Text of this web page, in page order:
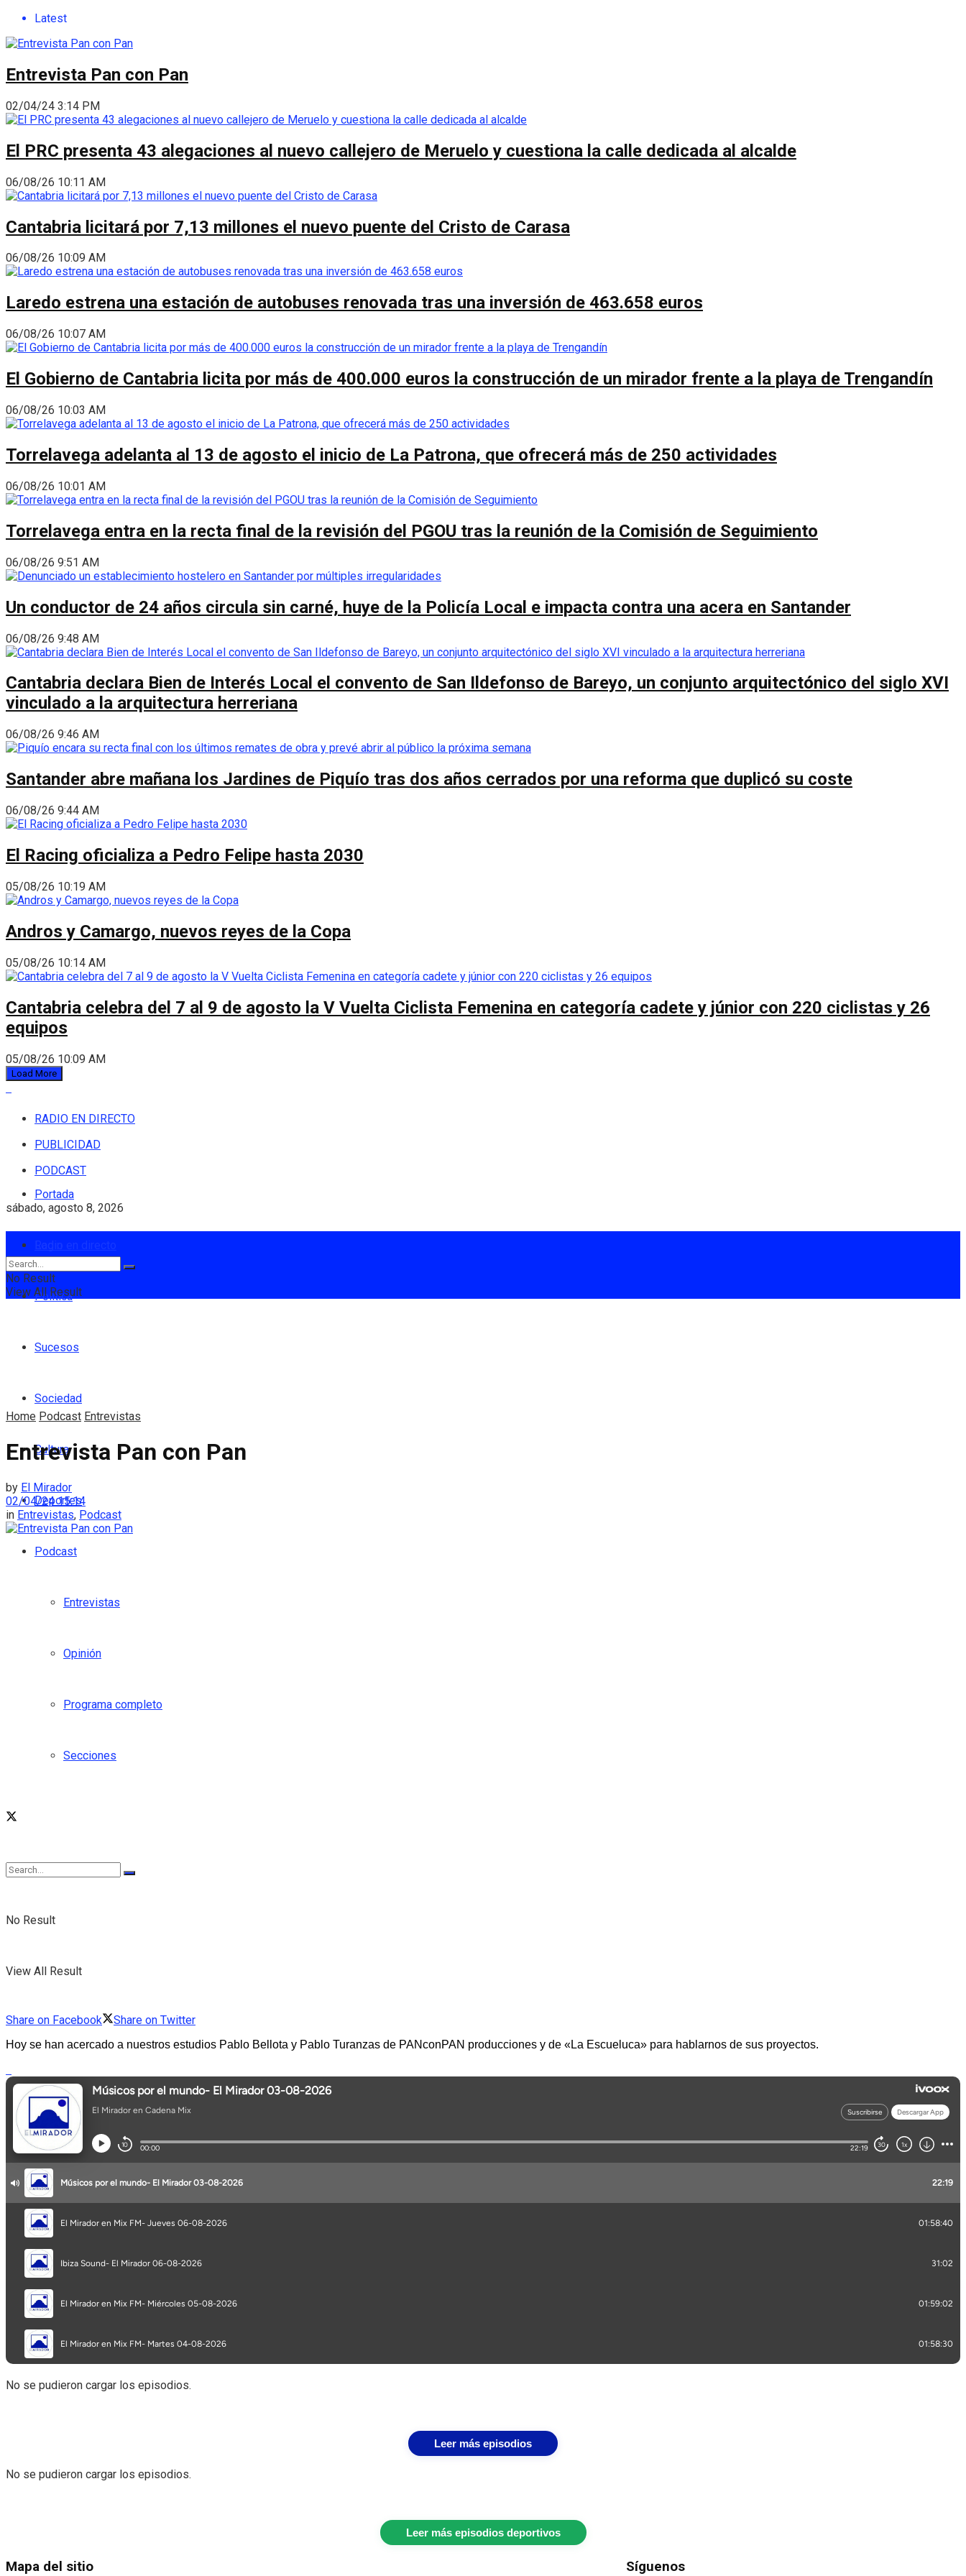
Latest
Entrevista Pan con Pan
02/04/24 3:14 PM
El PRC presenta 43 alegaciones al nuevo callejero de Meruelo y cuestiona la calle dedicada al alcalde
06/08/26 10:11 AM
Cantabria licitará por 7,13 millones el nuevo puente del Cristo de Carasa
06/08/26 10:09 AM
Laredo estrena una estación de autobuses renovada tras una inversión de 463.658 euros
06/08/26 10:07 AM
El Gobierno de Cantabria licita por más de 400.000 euros la construcción de un mirador frente a la playa de Trengandín
06/08/26 10:03 AM
Torrelavega adelanta al 13 de agosto el inicio de La Patrona, que ofrecerá más de 250 actividades
06/08/26 10:01 AM
Torrelavega entra en la recta final de la revisión del PGOU tras la reunión de la Comisión de Seguimiento
06/08/26 9:51 AM
Un conductor de 24 años circula sin carné, huye de la Policía Local e impacta contra una acera en Santander
06/08/26 9:48 AM
Cantabria declara Bien de Interés Local el convento de San Ildefonso de Bareyo, un conjunto arquitectónico del siglo XVI
vinculado a la arquitectura herreriana
06/08/26 9:46 AM
Santander abre mañana los Jardines de Piquío tras dos años cerrados por una reforma que duplicó su coste
06/08/26 9:44 AM
El Racing oficializa a Pedro Felipe hasta 2030
05/08/26 10:19 AM
Andros y Camargo, nuevos reyes de la Copa
05/08/26 10:14 AM
Cantabria celebra del 7 al 9 de agosto la V Vuelta Ciclista Femenina en categoría cadete y júnior con 220 ciclistas y 26
equipos
05/08/26 10:09 AM
Load More
RADIO EN DIRECTO
PUBLICIDAD
PODCAST
sábado, agosto 8, 2026
Portada
Política
Sucesos
Sociedad
Cultura
Deportes
Podcast
Entrevistas
Opinión
Programa completo
Secciones
No Result
View All Result
No Result
View All Result
Home Podcast Entrevistas
Entrevista Pan con Pan
by El Mirador
02/04/24 15:14
in Entrevistas, Podcast
Share on Facebook Share on Twitter
Hoy se han acercado a nuestros estudios Pablo Bellota y Pablo Turanzas de PANconPAN producciones y de «La Escueluca» para hablarnos de sus proyectos.
No se pudieron cargar los episodios.
Leer más episodios
No se pudieron cargar los episodios.
Leer más episodios deportivos
Mapa del sitio Síguenos